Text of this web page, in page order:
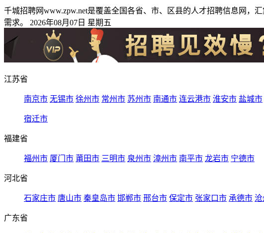
千城招聘网www.zpw.net是覆盖全国各省、市、区县的人才招聘信息网，
需求。 2026年08月07日 星期五
江苏省
南京市 无锡市 徐州市 常州市 苏州市 南通市 连云港市 淮安市 盐城市
宿迁市
福建省
福州市 厦门市 莆田市 三明市 泉州市 漳州市 南平市 龙岩市 宁德市
河北省
石家庄市 唐山市 秦皇岛市 邯郸市 邢台市 保定市 张家口市 承德市 沧
广东省